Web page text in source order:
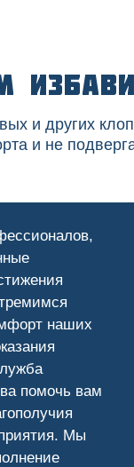
и других
и не
наших
помочь вам
Мы